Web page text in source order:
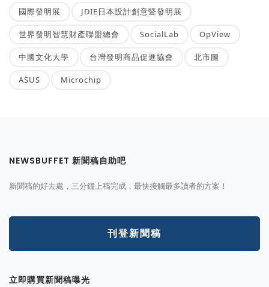
國際發明展 JDIE日本設計創意暨發明展
世界發明智慧財產聯盟總會 SocialLab OpView
中國文化大學 台灣發明商品促進協會 北市圖
ASUS Microchip
NEWSBUFFET 新聞稿自助吧
新聞稿的好去處，三分鐘上稿完成，最快接觸最多讀者的方案！
刊登新聞稿
立即購買新聞稿曝光